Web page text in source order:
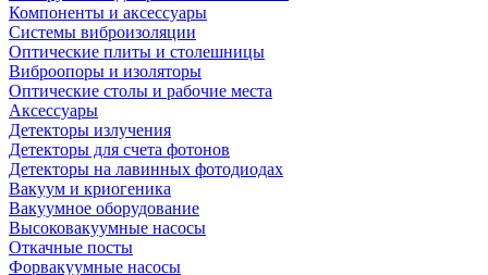
Компоненты и аксессуары
Системы виброизоляции
Оптические плиты и столешницы
Виброопоры и изоляторы
Оптические столы и рабочие места
Аксессуары
Детекторы излучения
Детекторы для счета фотонов
Детекторы на лавинных фотодиодах
Вакуум и криогеника
Вакуумное оборудование
Высоковакуумные насосы
Откачные посты
Форвакуумные насосы